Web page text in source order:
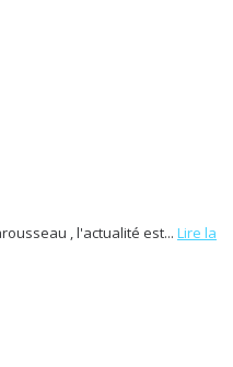
, l'actualité est... Lire la